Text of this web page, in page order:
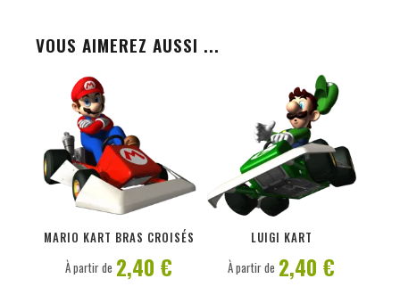
VOUS AIMEREZ AUSSI ...
MARIO KART BRAS CROISÉS
PERSONNALISER
À partir de 2,40 €
LUIGI KART
PERSONNALISER
À partir de 2,40 €